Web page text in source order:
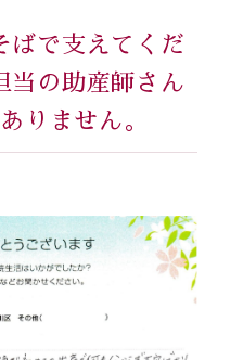
ばで支えてくだ
当の助産師さん
りません。